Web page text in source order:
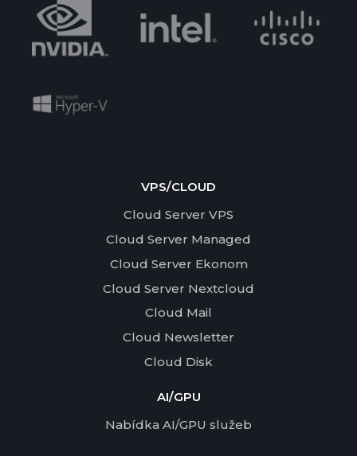
VPS/CLOUD
Cloud Server VPS
Cloud Server Managed
Cloud Server Ekonom
Cloud Server Nextcloud
Cloud Mail
Cloud Newsletter
Cloud Disk
AI/GPU
Nabídka AI/GPU služeb